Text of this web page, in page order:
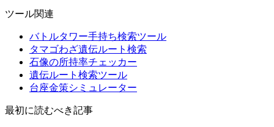
ツール関連
バトルタワー手持ち検索ツール
タマゴわざ遺伝ルート検索
石像の所持率チェッカー
遺伝ルート検索ツール
台座金策シミュレーター
最初に読むべき記事